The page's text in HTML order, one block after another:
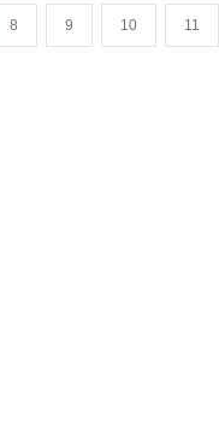
8 9 10 11